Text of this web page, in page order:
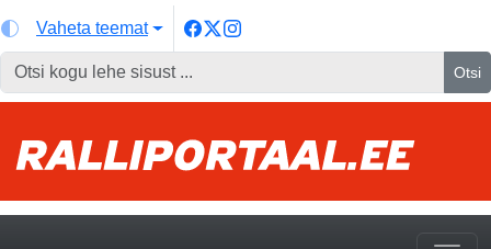
Vaheta teemat
Otsi